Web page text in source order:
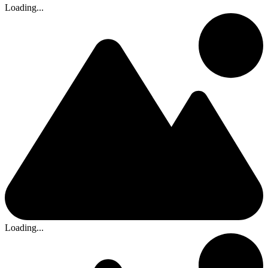
Loading...
Loading...